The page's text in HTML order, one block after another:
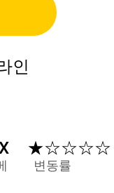
인
★☆☆☆☆
변동률